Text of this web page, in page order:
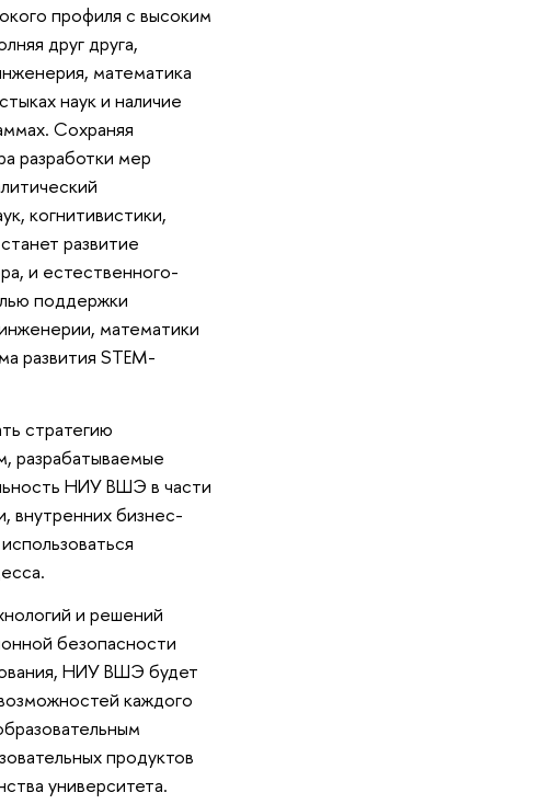
профиля с высоким
друг друга,
математика
наук и наличие
Сохраняя
разработки мер
когнитивистики,
развитие
и естественного-
поддержки
математики
развития STEM-
стратегию
разрабатываемые
НИУ ВШЭ в части
внутренних бизнес-
и решений
безопасности
НИУ ВШЭ будет
каждого
продуктов
университета.